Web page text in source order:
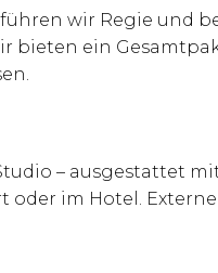
wir Regie und
bieten ein
– ausgestattet
oder im Hotel.